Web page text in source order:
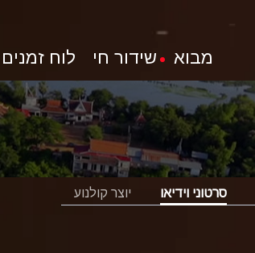
מבוא שידור חי לוח זמנים
סרטוני וידיאו יוצר קולנוע